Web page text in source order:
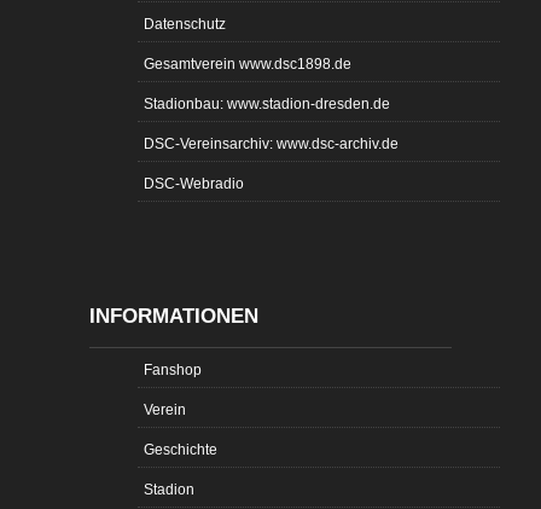
Datenschutz
Gesamtverein www.dsc1898.de
Stadionbau: www.stadion-dresden.de
DSC-Vereinsarchiv: www.dsc-archiv.de
DSC-Webradio
INFORMATIONEN
Fanshop
Verein
Geschichte
Stadion